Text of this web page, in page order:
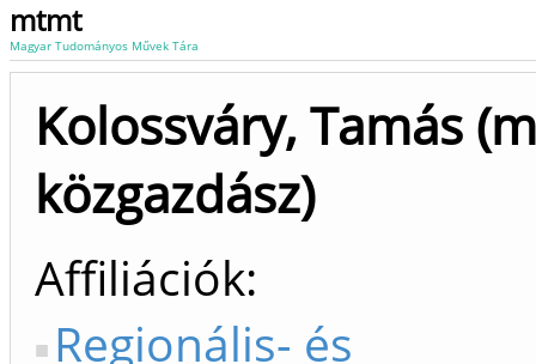
mtmt
Magyar Tudományos Művek Tára
Kolossváry, Tamás
közgazdász)
Affiliációk
Regionális- és